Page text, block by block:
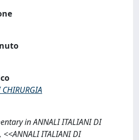
in ANNALI ITALIANI DI
<<ANNALI ITALIANI DI